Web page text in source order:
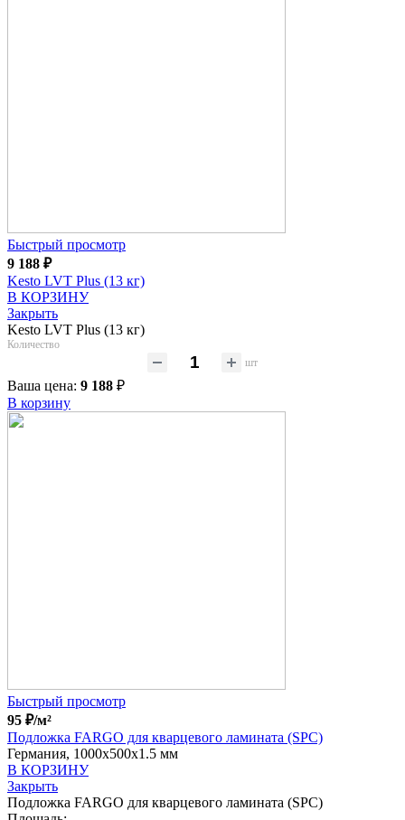
Быстрый просмотр
9 188 ₽
Kesto LVT Plus (13 кг)
В КОРЗИНУ
Закрыть
Kesto LVT Plus (13 кг)
Количество
шт
Ваша цена: 9 188 ₽
В корзину
Быстрый просмотр
95 ₽/м²
Подложка FARGO для кварцевого ламината (SPC)
Германия, 1000x500x1.5 мм
В КОРЗИНУ
Закрыть
Подложка FARGO для кварцевого ламината (SPC)